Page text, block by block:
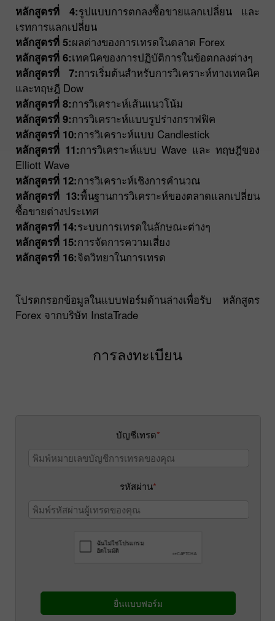
หลักสูตรที่ 4:รูปแบบการตกลงซื้อขายแลกเปลี่ยน และ
เรทการแลกเปลี่ยน
หลักสูตรที่ 5:ผลต่างของการเทรดในตลาด Forex
หลักสูตรที่ 6:เทคนิคของการปฏิบัติการในข้อตกลงต่างๆ
หลักสูตรที่ 7:การเริ่มต้นสำหรับการวิเคราะห์ทางเทคนิค
และทฤษฎี Dow
หลักสูตรที่ 8:การวิเคราะห์เส้นแนวโน้ม
หลักสูตรที่ 9:การวิเคราะห์แบบรูปร่างกราฟฟิค
หลักสูตรที่ 10:การวิเคราะห์แบบ Candlestick
หลักสูตรที่ 11:การวิเคราะห์แบบ Wave และ ทฤษฎีของ
Elliott Wave
หลักสูตรที่ 12:การวิเคราะห์เชิงการคำนวณ
หลักสูตรที่ 13:พื้นฐานการวิเคราะห์ของตลาดแลกเปลี่ยน
ซื้อขายต่างประเทศ
หลักสูตรที่ 14:ระบบการเทรดในลักษณะต่างๆ
หลักสูตรที่ 15:การจัดการความเสี่ยง
หลักสูตรที่ 16:จิตวิทยาในการเทรด
โปรดกรอกข้อมูลในแบบฟอร์มด้านล่างเพื่อรับ หลักสูตร
Forex จากบริษัท InstaTrade
การลงทะเบียน
บัญชีเทรด*
รหัสผ่าน*
ยื่นแบบฟอร์ม